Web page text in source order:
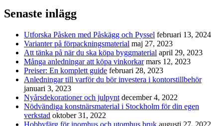
Senaste inlägg
Utforska Påsken med Påskägg och Pyssel februari 13, 2024
Varianter på förpackningsmaterial maj 27, 2023
Att tänka på när du ska köpa byggmaterial april 29, 2023
Många anledningar att köpa vinkorkar mars 12, 2023
Preiser: En komplett guide februari 28, 2023
Anledningar till varför du bör investera i kontorstillbehör
januari 3, 2023
Nyårsdekorationer och julpynt december 4, 2022
Nödvändiga konstnärsmaterial i Stockholm för din egen
verkstad oktober 31, 2022
Hobbyfärg för inomhus och utomhus bruk augusti 27, 2022